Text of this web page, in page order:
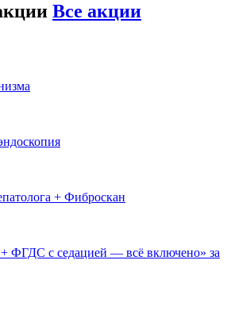
Все акции
+ Фиброскан
ФГДС с седацией — всё включено» за